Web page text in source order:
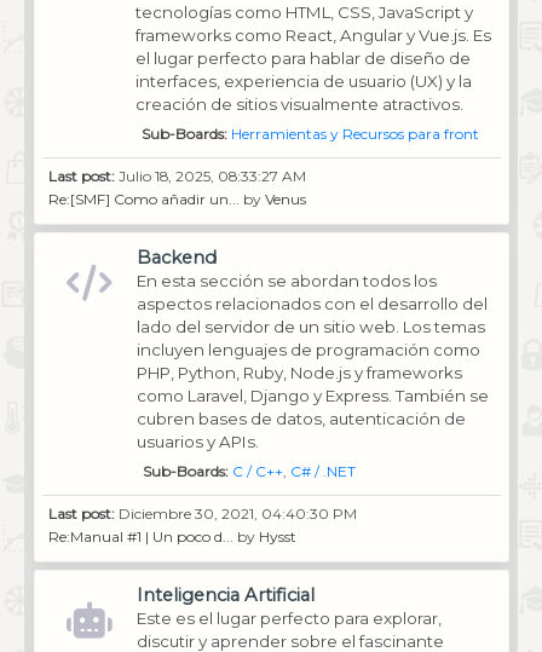
tecnologías como HTML, CSS, JavaScript y
frameworks como React, Angular y Vue.js. Es
el lugar perfecto para hablar de diseño de
interfaces, experiencia de usuario (UX) y la
creación de sitios visualmente atractivos.
Sub-Boards Herramientas y Recursos para front
Last post: Julio 18, 2025, 08:33:27 AM
Re:[SMF] Como añadir un...
by Venus
Backend
En esta sección se abordan todos los
aspectos relacionados con el desarrollo del
lado del servidor de un sitio web. Los temas
incluyen lenguajes de programación como
PHP, Python, Ruby, Node.js y frameworks
como Laravel, Django y Express. También se
cubren bases de datos, autenticación de
usuarios y APIs.
Sub-Boards C / C++ C# / .NET
Last post: Diciembre 30, 2021, 04:40:30 PM
Re:Manual #1 | Un poco d...
by Hysst
Inteligencia Artificial
Este es el lugar perfecto para explorar,
discutir y aprender sobre el fascinante